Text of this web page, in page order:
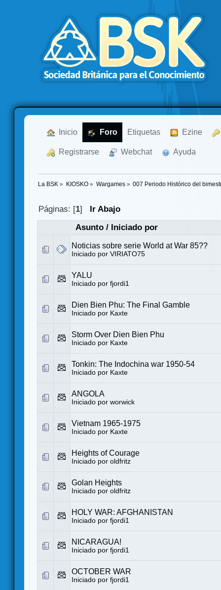
Inicio Foro Etiquetas Ezine
Registrarse Webchat Ayuda
La BSK » KIOSKO» Wargames» 007 Periodo Histórico del
Páginas: [1]
Ir Abajo
Asunto/ Iniciado por
Noticias sobre serie World at War 85??
Iniciado por VIRIATO75
YALU
Iniciado por fjordi1
Dien Bien Phu: The Final Gamble
Iniciado por Kaxte
Storm Over Dien Bien Phu
Iniciado por Kaxte
Tonkin: The Indochina war 1950-54
Iniciado por Kaxte
ANGOLA
Iniciado por worwick
Vietnam 1965-1975
Iniciado por Kaxte
Heights of Courage
Iniciado por oldfritz
Golan Heights
Iniciado por oldfritz
HOLY WAR: AFGHANISTAN
Iniciado por fjordi1
NICARAGUA!
Iniciado por fjordi1
OCTOBER WAR
Iniciado por fjordi1